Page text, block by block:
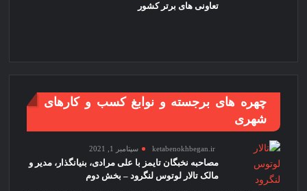
تعاونی های برتر کشور
چهره های برجسته و نوابغ کسب و کارهای
شهری
ketabenokhbegan.ir سپتامبر 1, 2021
مصاحبه نخبگان تایمز با علی مرادی، بنیانگذار، مدیر و
مالک تالار لوتوس لنگرود – بخش دوم